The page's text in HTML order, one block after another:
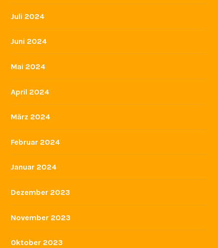
Juli 2024
Juni 2024
Mai 2024
April 2024
März 2024
Februar 2024
Januar 2024
Dezember 2023
November 2023
Oktober 2023